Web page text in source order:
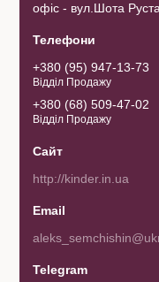
офіс - вул.Шота
+380 (95) 947-13-73
Відділ Продажу
+380 (68) 509-47-02
Відділ Продажу
http://kinder.in.ua